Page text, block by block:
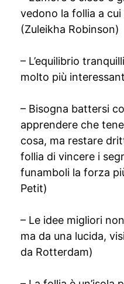
vedono la follia a
(Zuleikha Robinson)
– L’equilibrio
molto più
– Bisogna battersi
apprendere che
cosa, ma restare
follia di vincere i
funamboli la forza
Petit)
– Le idee migliori
ma da una lucida,
da Rotterdam)